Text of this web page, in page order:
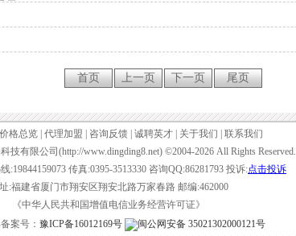
价格总览 代理加盟 咨询反馈 诚聘英才 关于我们
联系我们
技有限公司(http://www.dingding8.net) ©2004-2026 All Rights Reserved.
:19844159073 传真:0395-3513330 咨询QQ:86281793 投诉:点击投诉
:福建省厦门市翔安区翔安北路万家春路 邮编:462000
《中华人民共和国增值电信业务经营许可证》
案号： 豫ICP备16012169号 闽公网安备 35021302000121号